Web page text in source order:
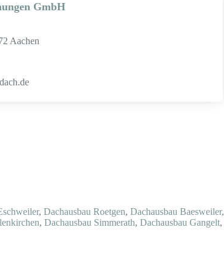
GmbH
Aachen
, Dachausbau Roetgen, Dachausbau Baesweiler,
, Dachausbau Simmerath, Dachausbau Gangelt,